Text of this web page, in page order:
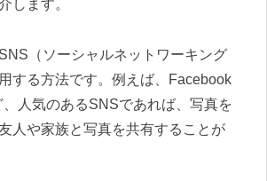
します。
（ソーシャルネットワーキング
する方法です。例えば、Facebook
人気のあるSNSであれば、写真を
人や家族と写真を共有することが